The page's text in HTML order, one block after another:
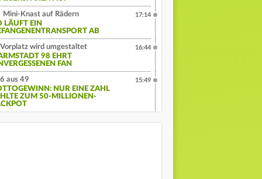
Mini-Knast auf Rädern
LÄUFT EIN
AB
17:14
Vorplatz wird umgestaltet
98 EHRT
FAN
16:44
6 aus 49
NUR EINE ZAHL
ZUM 50-MILLIONEN-
15:49